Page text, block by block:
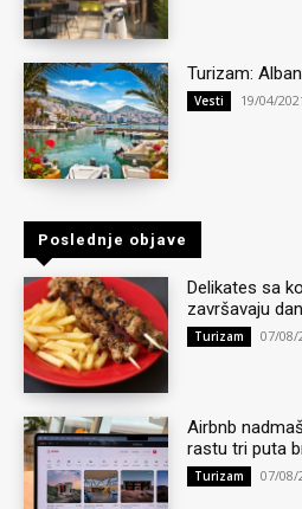
Turizam:
Vesti 19/04/
Poslednje objave
Delikates sa
završavaju dan
Turizam 07/08/
Airbnb
rastu tri puta
Turizam 07/08/